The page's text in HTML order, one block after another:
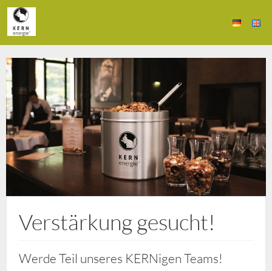
Verstärkung gesucht!
Werde Teil unseres KERNigen Teams!